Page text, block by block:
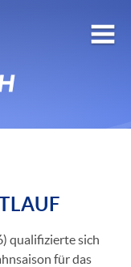
qualifizierte sich
für das